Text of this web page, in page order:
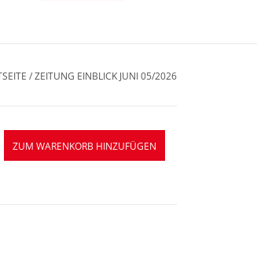
/ZEITUNG EINBLICK JUNI 05/2026
ZUM WARENKORB HINZUFÜGEN